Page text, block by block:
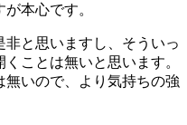
本心です。
と思いますし、そういっ
ことは無いと思います。
いので、より気持ちの強